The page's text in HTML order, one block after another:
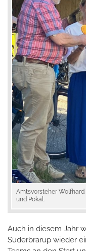
Amtsvorsteher
und Pokal.
Auch in diesem Jahr
Süderbrarup wieder